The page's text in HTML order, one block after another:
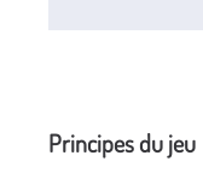
Principes du jeu